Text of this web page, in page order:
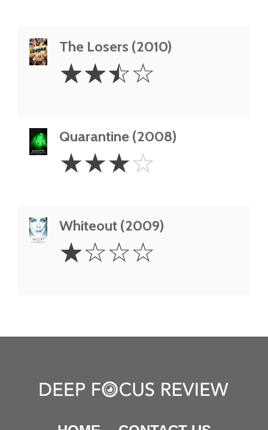
The Losers (2010)
2.5
Stars
☆☆☆☆
Quarantine (2008)
Stars
☆☆☆☆
Whiteout (2009)
Star
☆☆☆☆